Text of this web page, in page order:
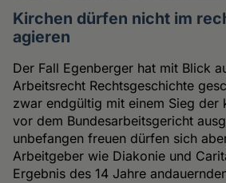
Kirchen dürfen nicht im
agieren
Der Fall Egenberger hat mit Blick
Arbeitsrecht Rechtsgeschichte
zwar endgültig mit einem Sieg der
vor dem Bundesarbeitsgericht
unbefangen freuen dürfen sich
Arbeitgeber wie Diakonie und
Ergebnis des 14 Jahre